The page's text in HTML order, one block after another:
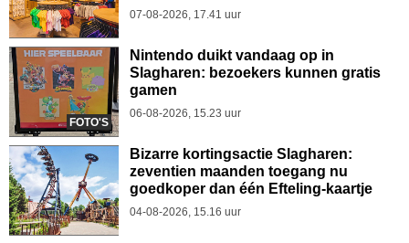
07-08-2026, 17.41 uur
FOTO'S
Nintendo duikt vandaag op in
Slagharen: bezoekers kunnen gratis
gamen
06-08-2026, 15.23 uur
Bizarre kortingsactie Slagharen:
zeventien maanden toegang nu
goedkoper dan één Efteling-kaartje
04-08-2026, 15.16 uur